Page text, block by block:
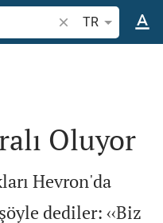
İncil ayeti veya
TR
Oluyor
Hevron'da
dediler: ‹‹Biz